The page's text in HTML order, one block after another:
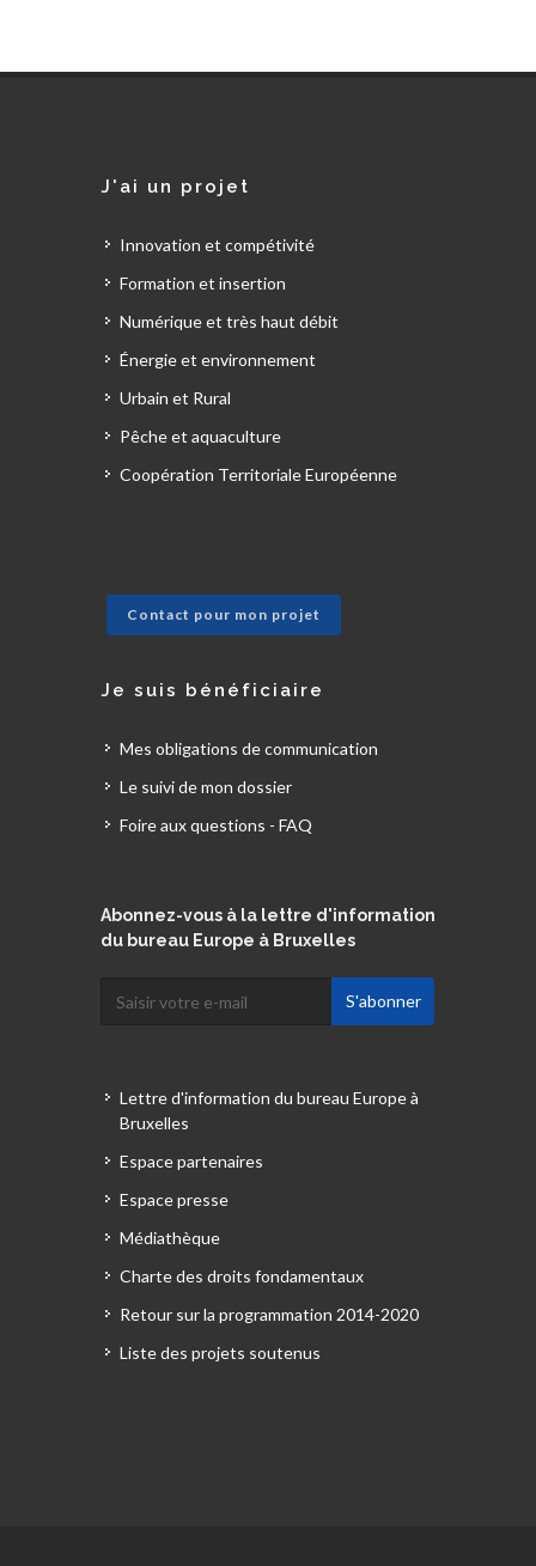
J'ai un projet
Innovation et compétivité
Formation et insertion
Numérique et très haut débit
Énergie et environnement
Urbain et Rural
Pêche et aquaculture
Coopération Territoriale Européenne
Contact pour mon projet
Je suis bénéficiaire
Mes obligations de communication
Le suivi de mon dossier
Foire aux questions - FAQ
Abonnez-vous à la lettre d'information
du bureau Europe à Bruxelles
Lettre d'information du bureau Europe à
Bruxelles
Espace partenaires
Espace presse
Médiathèque
Charte des droits fondamentaux
Retour sur la programmation 2014-2020
Liste des projets soutenus